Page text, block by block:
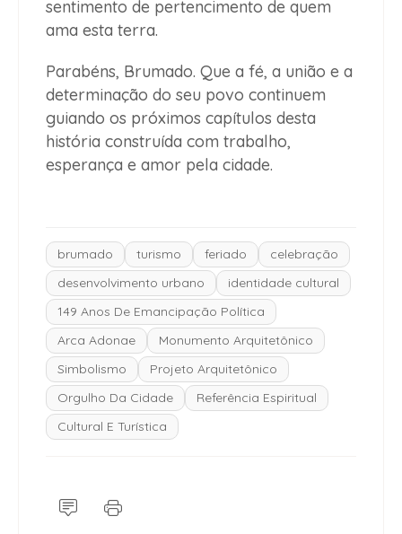
sentimento de pertencimento de quem
ama esta terra.
Parabéns, Brumado. Que a fé, a união e a
determinação do seu povo continuem
guiando os próximos capítulos desta
história construída com trabalho,
esperança e amor pela cidade.
brumado turismo feriado
celebração
desenvolvimento urbano
identidade cultural
149 Anos De Emancipação Política
Arca Adonae
Monumento Arquitetônico
Simbolismo
Projeto Arquitetônico
Orgulho Da Cidade
Referência Espiritual
Cultural E Turística